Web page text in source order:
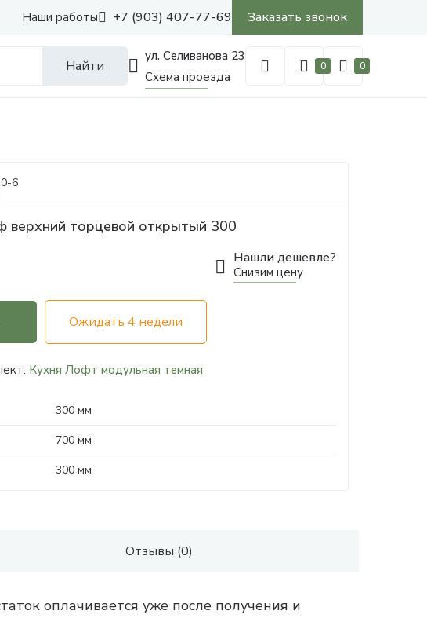
Наши работы +7 (903) 407-77-69 Заказать звонок
Найти
ул. Селиванова 23
Схема проезда
0 0
6
торцевой открытый 300
Нашли дешевле?
Снизим цену
Ожидать 4 недели
Кухня Лофт модульная темная
300 мм
700 мм
300 мм
Отзывы (0)
оплачивается уже после получения и